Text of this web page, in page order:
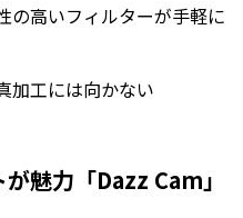
の高いフィルターが手軽に
加工には向かない
魅力「Dazz Cam」